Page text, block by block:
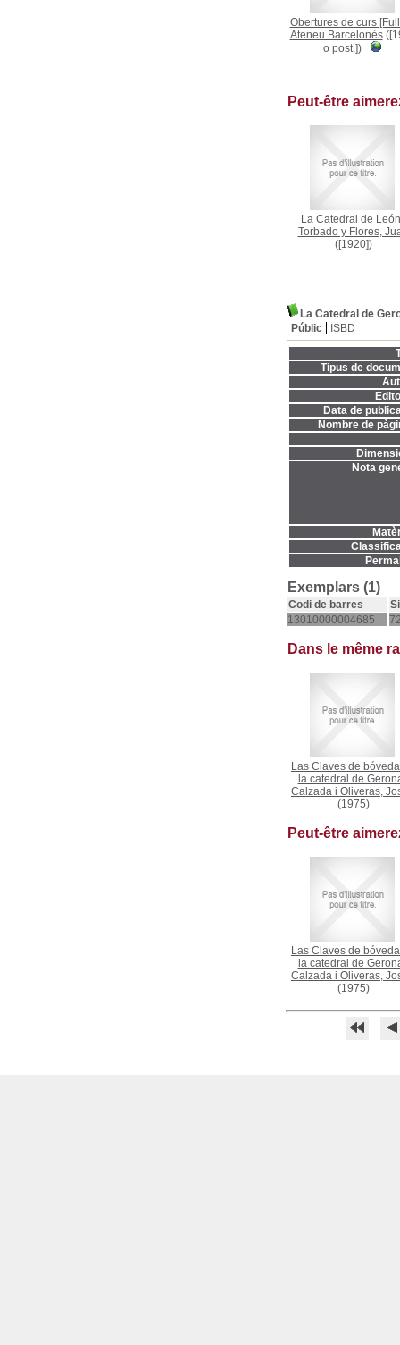
Obertures de curs
Ateneu Barcelonès
o post.])
Peut-être
La Catedral de León
Torbado y Flores,
([1920])
La Catedral de
Públic
ISBD
Tipus de
Data de
Nombre de
Nota
Exemplars (1)
Codi de barres
13010000004685
Dans le même
Las Claves de
la catedral de
Calzada i Oliveras,
(1975)
Peut-être
Las Claves de
la catedral de
Calzada i Oliveras,
(1975)